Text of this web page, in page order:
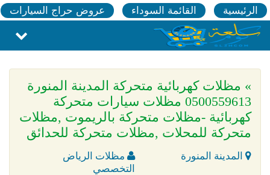
الرئيسية القائمة السوداء عروض حراج السيارات
» مظلات كهربائية متحركة المدينة المنورة
0500559613 مظلات سيارات متحركة
كهربائية -مظلات متحركة بالريموت ,مظلات
متحركة للمحلات ,مظلات متحركة للحدائق
المدينة المنورة
مظلات الرياض
التخصصي